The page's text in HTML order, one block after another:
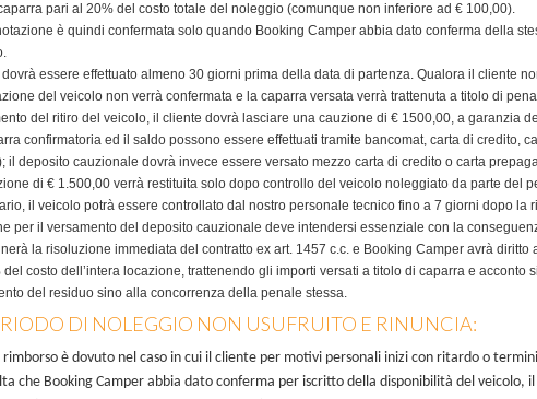
pari al 20% del costo totale del noleggio (comunque non inferiore ad € 100,00).
è quindi confermata solo quando Booking Camper abbia dato conferma della
dovrà essere effettuato almeno 30 giorni prima della data di partenza. Qualora il cliente
del veicolo non verrà confermata e la caparra versata verrà trattenuta a titolo di
del ritiro del veicolo, il cliente dovrà lasciare una cauzione di € 1500,00, a garanzia
confirmatoria ed il saldo possono essere effettuati tramite bancomat, carta di credito,
il deposito cauzionale dovrà invece essere versato mezzo carta di credito o carta
di € 1.500,00 verrà restituita solo dopo controllo del veicolo noleggiato da parte del
il veicolo potrà essere controllato dal nostro personale tecnico fino a 7 giorni dopo la
per il versamento del deposito cauzionale deve intendersi essenziale con la
la risoluzione immediata del contratto ex art. 1457 c.c. e Booking Camper avrà
del costo dell’intera locazione, trattenendo gli importi versati a titolo di caparra e
del residuo sino alla concorrenza della penale stessa.
DI NOLEGGIO NON USUFRUITO E RINUNCIA:
rimborso è dovuto nel caso in cui il cliente per motivi personali inizi con ritardo o
che Booking Camper abbia dato conferma per iscritto della disponibilità del veicolo,